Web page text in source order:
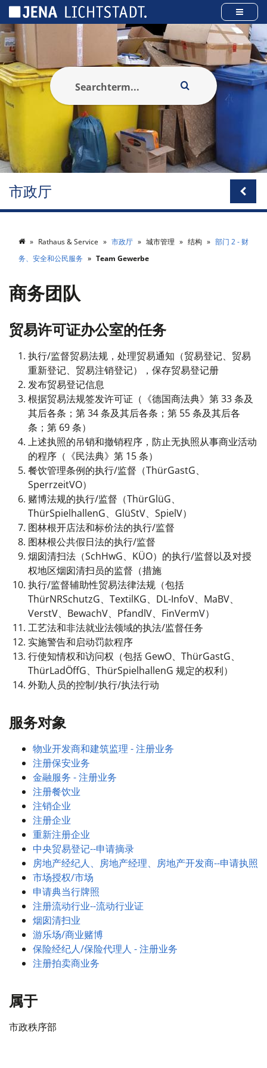
市政厅
Rathaus & Service 市政厅 城市管理 结构
部门 2 - 财
务、安全和公民服务
Team Gewerbe
商务团队
贸易许可证办公室的任务
执行/监督贸易法规，处理贸易通知（贸易登记、贸易
重新登记、贸易注销登记），保存贸易登记册
发布贸易登记信息
根据贸易法规签发许可证（《德国商法典》第 33 条及
其后各条；第 34 条及其后各条；第 55 条及其后各
条；第 69 条）
上述执照的吊销和撤销程序，防止无执照从事商业活动
的程序（《民法典》第 15 条）
餐饮管理条例的执行/监督（ThürGastG、
SperrzeitVO）
赌博法规的执行/监督（ThürGlüG、
ThürSpielhallenG、GlüStV、SpielV）
图林根开店法和标价法的执行/监督
图林根公共假日法的执行/监督
烟囱清扫法（SchHwG、KÜO）的执行/监督以及对授
权地区烟囱清扫员的监督（措施
执行/监督辅助性贸易法律法规（包括
ThürNRSchutzG、TextilKG、DL-InfoV、MaBV、
VerstV、BewachV、PfandlV、FinVermV）
工艺法和非法就业法领域的执法/监督任务
实施警告和启动罚款程序
行使知情权和访问权（包括 GewO、ThürGastG、
ThürLadÖffG、ThürSpielhallenG 规定的权利）
外勤人员的控制/执行/执法行动
服务对象
物业开发商和建筑监理 - 注册业务
注册保安业务
金融服务 - 注册业务
注册餐饮业
注销企业
注册企业
重新注册企业
中央贸易登记--申请摘录
房地产经纪人、房地产经理、房地产开发商--申请执照
市场授权/市场
申请典当行牌照
注册流动行业--流动行业证
烟囱清扫业
游乐场/商业赌博
保险经纪人/保险代理人 - 注册业务
注册拍卖商业务
属于
市政秩序部
Cookies management panel